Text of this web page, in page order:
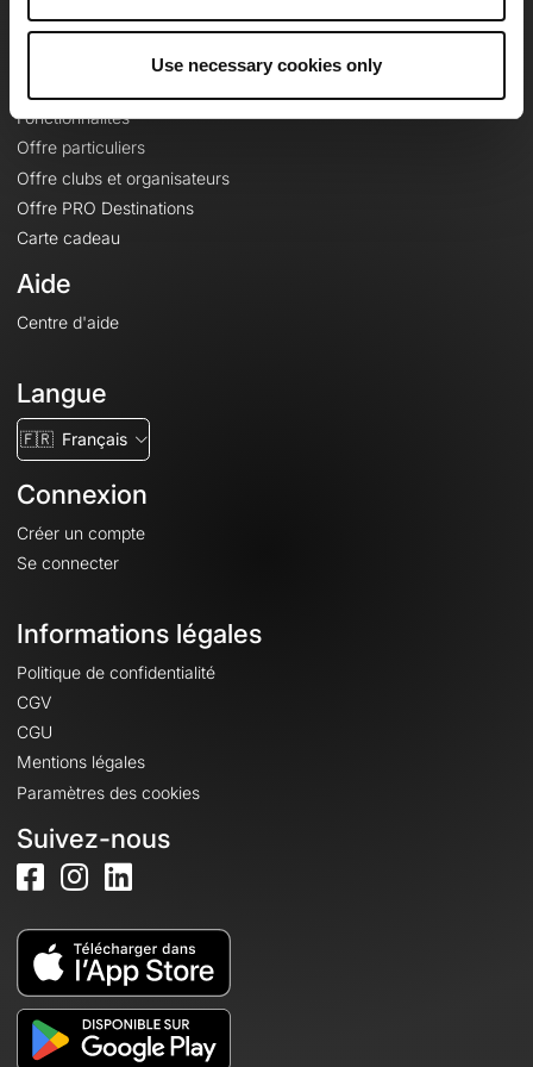
Use necessary cookies only
Fonctionnalités
Offre particuliers
Offre clubs et organisateurs
Offre PRO Destinations
Carte cadeau
Aide
Centre d'aide
Langue
🇫🇷 Français
Connexion
Créer un compte
Se connecter
Informations légales
Politique de confidentialité
CGV
CGU
Mentions légales
Paramètres des cookies
Suivez-nous